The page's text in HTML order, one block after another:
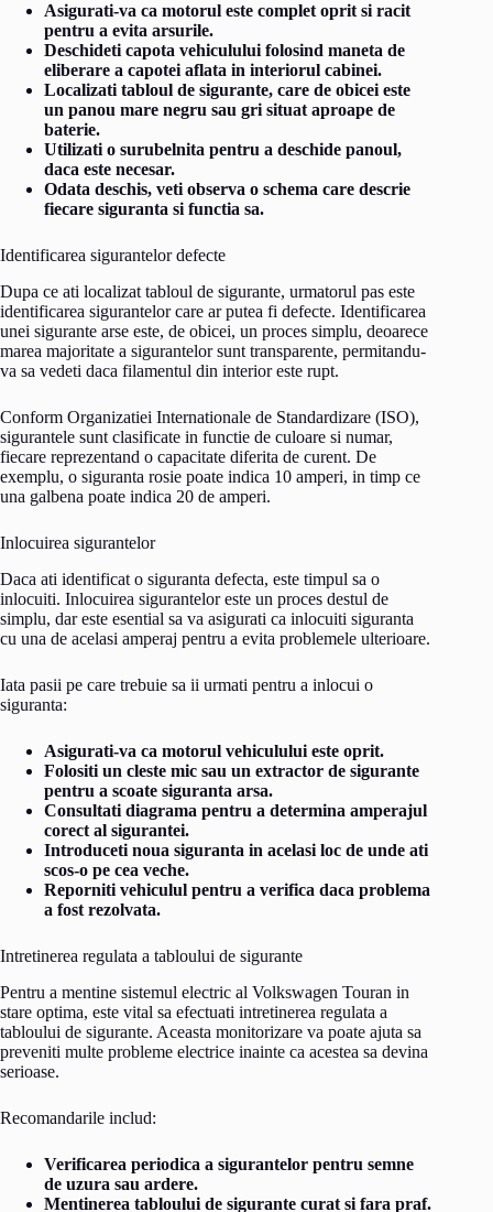
Asigurati-va ca motorul este complet oprit si racit
pentru a evita arsurile.
Deschideti capota vehiculului folosind maneta de
eliberare a capotei aflata in interiorul cabinei.
Localizati tabloul de sigurante, care de obicei este
un panou mare negru sau gri situat aproape de
baterie.
Utilizati o surubelnita pentru a deschide panoul,
daca este necesar.
Odata deschis, veti observa o schema care descrie
fiecare siguranta si functia sa.
Identificarea sigurantelor defecte
Dupa ce ati localizat tabloul de sigurante, urmatorul pas este
identificarea sigurantelor care ar putea fi defecte. Identificarea
unei sigurante arse este, de obicei, un proces simplu, deoarece
marea majoritate a sigurantelor sunt transparente, permitandu-
va sa vedeti daca filamentul din interior este rupt.
Conform Organizatiei Internationale de Standardizare (ISO),
sigurantele sunt clasificate in functie de culoare si numar,
fiecare reprezentand o capacitate diferita de curent. De
exemplu, o siguranta rosie poate indica 10 amperi, in timp ce
una galbena poate indica 20 de amperi.
Inlocuirea sigurantelor
Daca ati identificat o siguranta defecta, este timpul sa o
inlocuiti. Inlocuirea sigurantelor este un proces destul de
simplu, dar este esential sa va asigurati ca inlocuiti siguranta
cu una de acelasi amperaj pentru a evita problemele ulterioare.
Iata pasii pe care trebuie sa ii urmati pentru a inlocui o
siguranta:
Asigurati-va ca motorul vehiculului este oprit.
Folositi un cleste mic sau un extractor de sigurante
pentru a scoate siguranta arsa.
Consultati diagrama pentru a determina amperajul
corect al sigurantei.
Introduceti noua siguranta in acelasi loc de unde ati
scos-o pe cea veche.
Reporniti vehiculul pentru a verifica daca problema
a fost rezolvata.
Intretinerea regulata a tabloului de sigurante
Pentru a mentine sistemul electric al Volkswagen Touran in
stare optima, este vital sa efectuati intretinerea regulata a
tabloului de sigurante. Aceasta monitorizare va poate ajuta sa
preveniti multe probleme electrice inainte ca acestea sa devina
serioase.
Recomandarile includ:
Verificarea periodica a sigurantelor pentru semne
de uzura sau ardere.
Mentinerea tabloului de sigurante curat si fara praf.